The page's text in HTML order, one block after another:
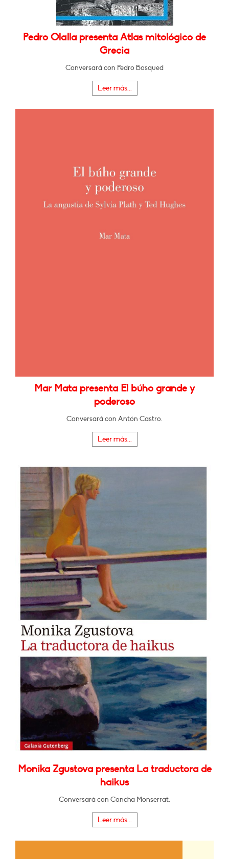
Pedro Olalla presenta Atlas mitológico de
Grecia
Conversará con Pedro Bosqued
Leer más...
Mar Mata presenta El búho grande y
poderoso
Conversará con Antón Castro.
Leer más...
Monika Zgustova presenta La traductora de
haikus
Conversará con Concha Monserrat.
Leer más...